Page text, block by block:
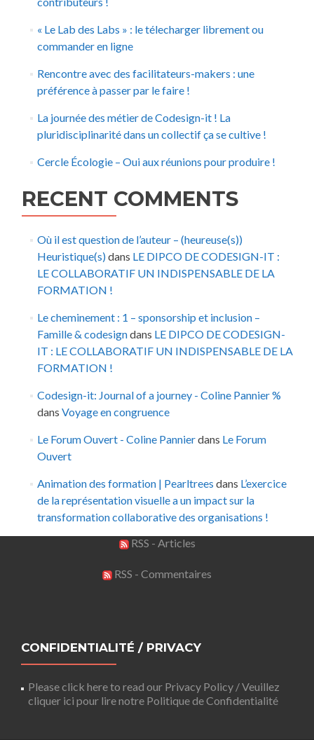
« Le Lab des Labs » : le télecharger librement ou
commander en ligne
Rencontre avec des facilitateurs-makers : une
préférence à passer par le faire !
La journée des métier de Codesign-it ! La
pluridisciplinarité dans un collectif ça se cultive !
Cercle Écologie – Oui aux réunions pour produire !
RECENT COMMENTS
Où il est question de l’auteur – (heureuse(s))
Heuristique(s)dans LE DIPCO DE CODESIGN-IT :
LE COLLABORATIF UN INDISPENSABLE DE LA
FORMATION !
Le cheminement : 1 – sponsorship et inclusion –
Famille & codesigndans LE DIPCO DE CODESIGN-
IT : LE COLLABORATIF UN INDISPENSABLE DE LA
FORMATION !
Codesign-it: Journal of a journey - Coline Pannier %
dans Voyage en congruence
Le Forum Ouvert - Coline Pannierdans Le Forum
Ouvert
Animation des formation | Pearltrees dans L’exercice
de la représentation visuelle a un impact sur la
transformation collaborative des organisations !
RSS - Articles
RSS - Commentaires
CONFIDENTIALITÉ / PRIVACY
Please click here to read our Privacy Policy / Veuillez
cliquer ici pour lire notre Politique de Confidentialité